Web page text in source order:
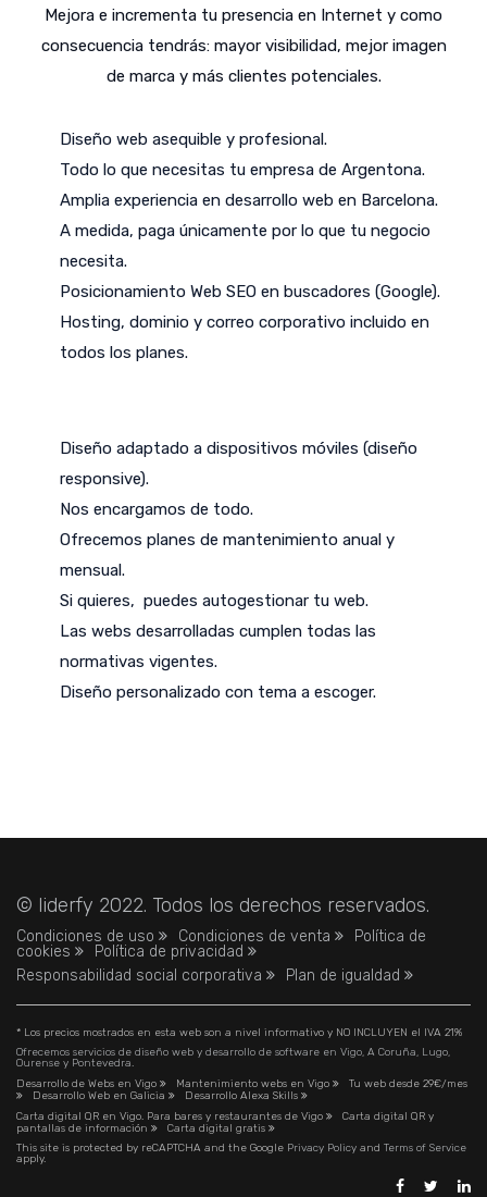
Mejora e incrementa tu presencia en Internet y como
consecuencia tendrás: mayor visibilidad, mejor imagen
de marca y más clientes potenciales.
Diseño web asequible y profesional.
Todo lo que necesitas tu empresa de Argentona.
Amplia experiencia en desarrollo web en Barcelona.
A medida, paga únicamente por lo que tu negocio
necesita.
Posicionamiento Web SEO en buscadores (Google).
Hosting, dominio y correo corporativo incluido en
todos los planes.
Diseño adaptado a dispositivos móviles (diseño
responsive).
Nos encargamos de todo.
Ofrecemos planes de mantenimiento anual y
mensual.
Si quieres, puedes autogestionar tu web.
Las webs desarrolladas cumplen todas las
normativas vigentes.
Diseño personalizado con tema a escoger.
© liderfy 2022. Todos los derechos reservados.
Condiciones de uso Condiciones de venta
Política de
cookies
Política de privacidad
Responsabilidad social corporativa
Plan de igualdad
* Los precios mostrados en esta web son a nivel informativo y NO INCLUYEN el IVA 21%
Ofrecemos servicios de diseño web y desarrollo de software en Vigo, A Coruña, Lugo,
Ourense y Pontevedra.
Desarrollo de Webs en Vigo
Mantenimiento webs en Vigo
Tu web desde 29€/mes
Desarrollo Web en Galicia
Desarrollo Alexa Skills
Carta digital QR en Vigo. Para bares y restaurantes de Vigo
Carta digital QR y
pantallas de información
Carta digital gratis
This site is protected by reCAPTCHA and the Google Privacy Policy and Terms of Service
apply.